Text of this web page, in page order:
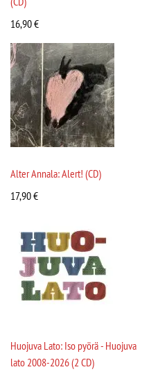
16,90€
Alter Annala: Alert! (CD)
17,90€
Huojuva Lato: Iso pyörä - Huojuva
lato 2008-2026 (2 CD)